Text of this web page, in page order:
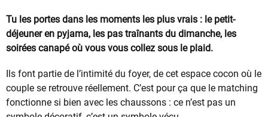
Tu les portes dans les moments les plus vrais : le petit-
déjeuner en pyjama, les pas traînants du dimanche, les
soirées canapé où vous vous collez sous le plaid.
Ils font partie de l’intimité du foyer, de cet espace cocon où le
couple se retrouve réellement. C’est pour ça que le matching
fonctionne si bien avec les chaussons : ce n’est pas un